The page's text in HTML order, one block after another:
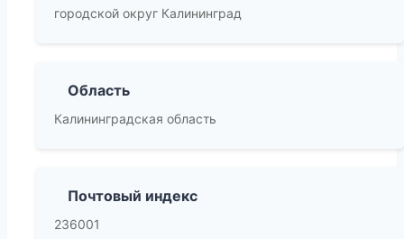
городской округ Калининград
Область
Калининградская область
Почтовый индекс
236001